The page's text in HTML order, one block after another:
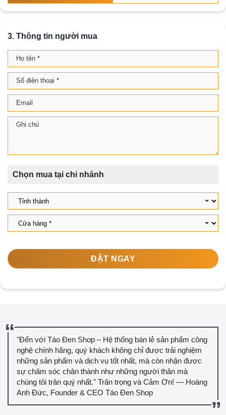
3. Thông tin người mua
Chọn mua tại chi nhánh
ĐẶT NGAY
"Đến với Táo Đen Shop – Hệ thống bán lẻ sản phẩm công
nghệ chính hãng, quý khách không chỉ được trải nghiệm
những sản phẩm và dịch vụ tốt nhất, mà còn nhận được
sự chăm sóc chân thành như những người thân mà
chúng tôi trân quý nhất." Trân trọng và Cảm Ơn! — Hoàng
Anh Đức, Founder & CEO Táo Đen Shop